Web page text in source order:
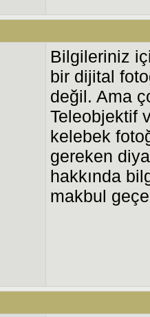
Bilgileriniz
bir dijital
değil. Ama
Teleobjektif
kelebek
gereken
hakkında
makbul